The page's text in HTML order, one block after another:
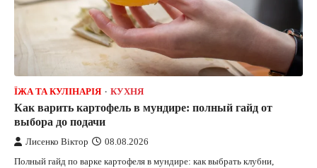
ЇЖА ТА КУЛІНАРІЯ КУХНЯ
Как варить картофель в мундире: полный гайд от
выбора до подачи
Лисенко Віктор 08.08.2026
Полный гайд по варке картофеля в мундире: как выбрать клубни,